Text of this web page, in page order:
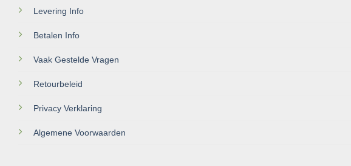
Levering Info
Betalen Info
Vaak Gestelde Vragen
Retourbeleid
Privacy Verklaring
Algemene Voorwaarden